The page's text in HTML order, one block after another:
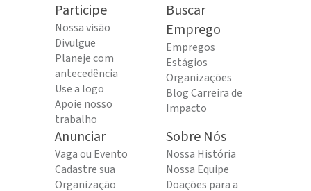
Participe
Nossa visão
Divulgue
Planeje com
antecedência
Use a logo
Apoie nosso
trabalho
Buscar
Emprego
Empregos
Estágios
Organizações
Blog Carreira de
Impacto
Anunciar
Vaga ou Evento
Cadastre sua
Organização
Sobre Nós
Nossa História
Nossa Equipe
Doações para a